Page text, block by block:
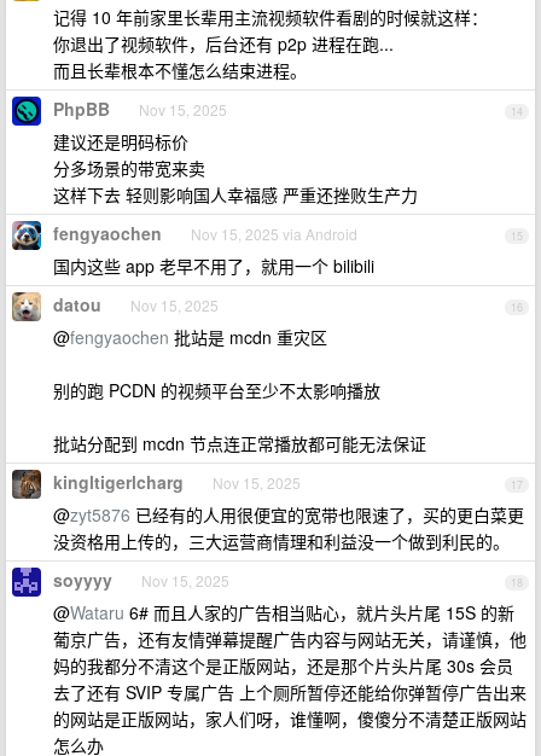
记得 10 年前家里长辈用主流视频软件看剧的时候就这样：
你退出了视频软件，后台还有 p2p 进程在跑...
而且长辈根本不懂怎么结束进程。
14
PhpBB Nov 15, 2025
建议还是明码标价
分多场景的带宽来卖
这样下去 轻则影响国人幸福感 严重还挫败生产力
15
fengyaochen Nov 15, 2025 via Android
国内这些 app 老早不用了，就用一个 bilibili
16
datou Nov 15, 2025
@fengyaochen 批站是 mcdn 重灾区
别的跑 PCDN 的视频平台至少不太影响播放
批站分配到 mcdn 节点连正常播放都可能无法保证
17
kingltigerlcharg Nov 15, 2025
@zyt5876 已经有的人用很便宜的宽带也限速了，买的更白菜更
没资格用上传的，三大运营商情理和利益没一个做到利民的。
18
soyyyy Nov 15, 2025
@Wataru 6# 而且人家的广告相当贴心，就片头片尾 15S 的新
葡京广告，还有友情弹幕提醒广告内容与网站无关，请谨慎，他
妈的我都分不清这个是正版网站，还是那个片头片尾 30s 会员
去了还有 SVIP 专属广告 上个厕所暂停还能给你弹暂停广告出来
的网站是正版网站，家人们呀，谁懂啊，傻傻分不清楚正版网站
怎么办